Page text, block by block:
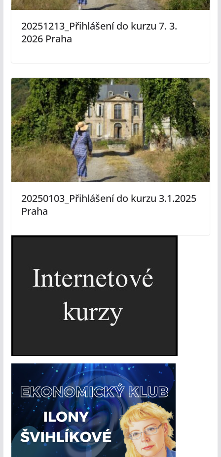
20251213_Přihlášení do kurzu 7. 3.
2026 Praha
20250103_Přihlášení do kurzu 3.1.2025
Praha